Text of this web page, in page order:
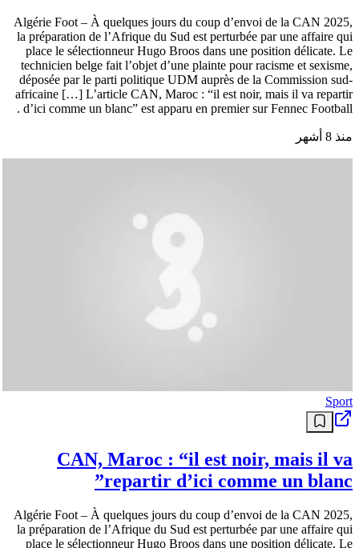
Algérie Foot – À quelques jours du coup d’envoi de la CAN 2025,
la préparation de l’Afrique du Sud est perturbée par une affaire qui
place le sélectionneur Hugo Broos dans une position délicate. Le
technicien belge fait l’objet d’une plainte pour racisme et sexisme,
déposée par le parti politique UDM auprès de la Commission sud-
africaine […] L’article CAN, Maroc : “il est noir, mais il va repartir
d’ici comme un blanc” est apparu en premier sur Fennec Football .
منذ 8 أشهر
Sport
CAN, Maroc : “il est noir, mais il va
repartir d’ici comme un blanc”
Algérie Foot – À quelques jours du coup d’envoi de la CAN 2025,
la préparation de l’Afrique du Sud est perturbée par une affaire qui
place le sélectionneur Hugo Broos dans une position délicate. Le